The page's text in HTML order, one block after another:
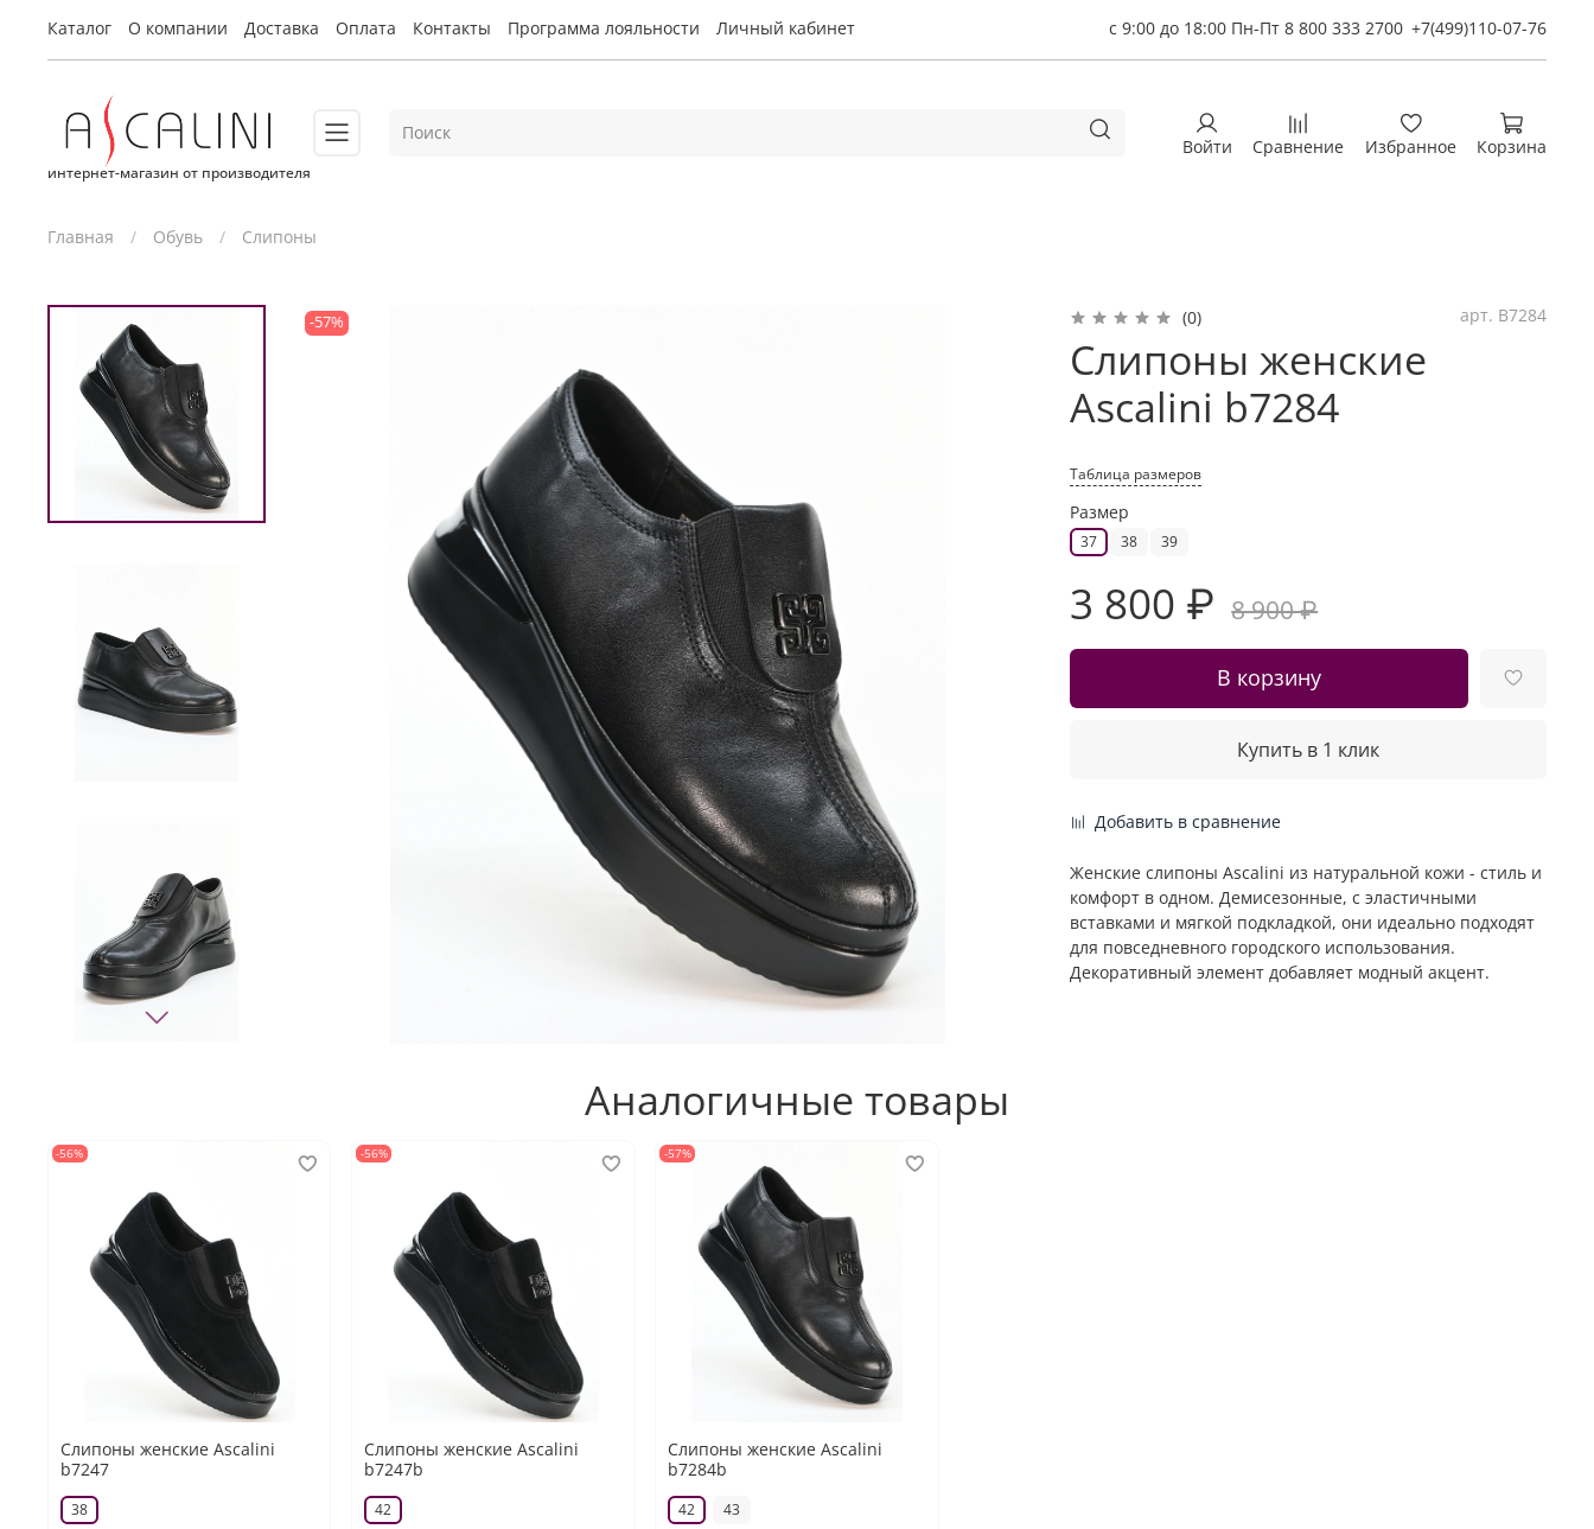
Каталог О компании Доставка Оплата Контакты Программа лояльности Личный кабинет с 9:00 до 18:00 Пн-Пт 8 800 333 2700 +7(499)110-07-76
интернет-магазин от производителя
Войти Сравнение Избранное Корзина
Главная Обувь Слипоны
-57% (0) арт. B7284
Слипоны женские
Ascalini b7284
Таблица размеров
Размер
37 38 39
3 800 ₽ 8 900 ₽
В корзину
Купить в 1 клик
Добавить в сравнение
Женские слипоны Ascalini из натуральной кожи - стиль и
комфорт в одном. Демисезонные, с эластичными
вставками и мягкой подкладкой, они идеально подходят
для повседневного городского использования.
Декоративный элемент добавляет модный акцент.
Аналогичные товары
-56%
Слипоны женские Ascalini
b7247
38
-56%
Слипоны женские Ascalini
b7247b
42
-57%
Слипоны женские Ascalini
b7284b
42 43